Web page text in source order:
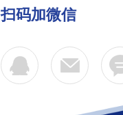
扫码加微信